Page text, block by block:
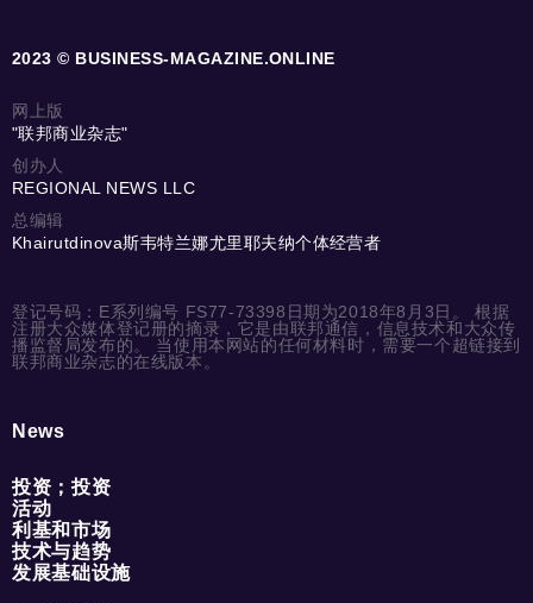
2023 © BUSINESS-MAGAZINE.ONLINE
网上版
"联邦商业杂志"
创办人
REGIONAL NEWS LLC
总编辑
Khairutdinova斯韦特兰娜尤里耶夫纳个体经营者
登记号码：E系列编号 FS77-73398日期为2018年8月3日。 根据
注册大众媒体登记册的摘录，它是由联邦通信，信息技术和大众传
播监督局发布的。 当使用本网站的任何材料时，需要一个超链接到
联邦商业杂志的在线版本。
News
投资；投资
活动
利基和市场
技术与趋势
发展基础设施